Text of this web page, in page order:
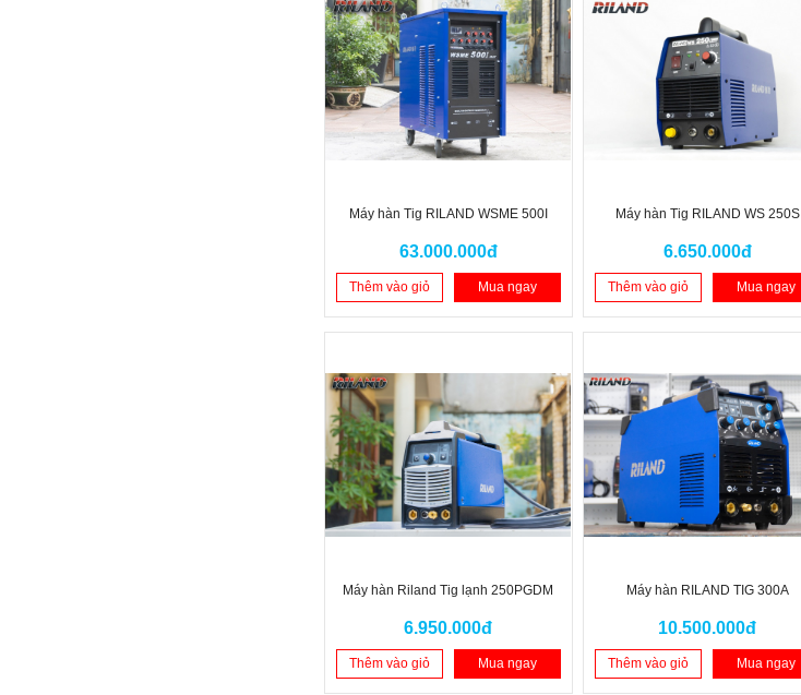
Máy hàn Tig RILAND WSME 500I
63.000.000đ
Thêm vào giỏ Mua ngay
Máy hàn Tig RILAND WS 250S
6.650.000đ
Thêm vào giỏ Mua ngay
Máy hàn Riland Tig lạnh 250PGDM
6.950.000đ
Thêm vào giỏ Mua ngay
Máy hàn RILAND TIG 300A
10.500.000đ
Thêm vào giỏ Mua ngay